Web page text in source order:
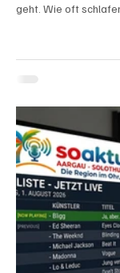
geht. Wie oft
spielen Spielzeuge,